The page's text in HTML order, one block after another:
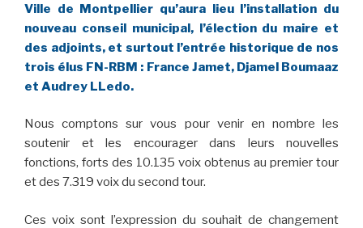
Ville de Montpellier qu’aura lieu l’installation du
nouveau conseil municipal, l’élection du maire et
des adjoints, et surtout l’entrée historique de nos
trois élus FN-RBM : France Jamet, Djamel Boumaaz
et Audrey LLedo.
Nous comptons sur vous pour venir en nombre les
soutenir et les encourager dans leurs nouvelles
fonctions, forts des 10.135 voix obtenus au premier tour
et des 7.319 voix du second tour.
Ces voix sont l’expression du souhait de changement